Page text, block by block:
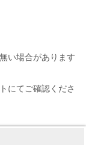
い場合があります
にてご確認くださ